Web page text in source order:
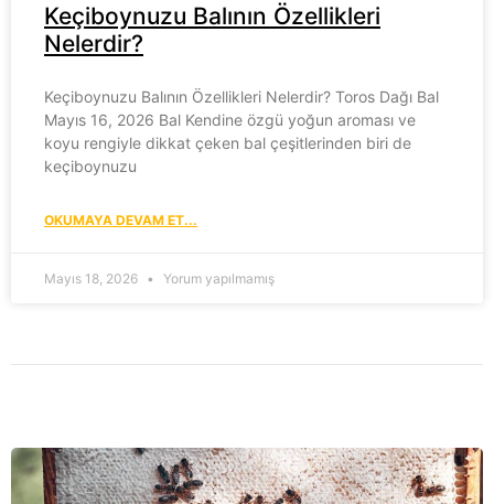
Keçiboynuzu Balının Özellikleri
Nelerdir?
Keçiboynuzu Balının Özellikleri Nelerdir? Toros Dağı Bal
Mayıs 16, 2026 Bal Kendine özgü yoğun aroması ve
koyu rengiyle dikkat çeken bal çeşitlerinden biri de
keçiboynuzu
OKUMAYA DEVAM ET...
Mayıs 18, 2026 Yorum yapılmamış